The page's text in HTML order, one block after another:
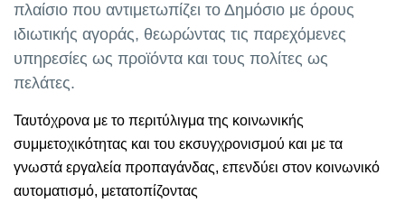
πλαίσιο που αντιμετωπίζει το Δημόσιο με όρους
ιδιωτικής αγοράς, θεωρώντας τις παρεχόμενες
υπηρεσίες ως προϊόντα και τους πολίτες ως
πελάτες.
Ταυτόχρονα με το περιτύλιγμα της κοινωνικής
συμμετοχικότητας και του εκσυγχρονισμού και με τα
γνωστά εργαλεία προπαγάνδας, επενδύει στον κοινωνικό
αυτοματισμό, μετατοπίζοντας